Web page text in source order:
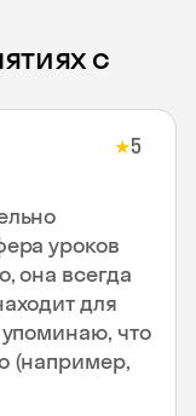
с
★5
уроков
она всегда
для
что
(например,